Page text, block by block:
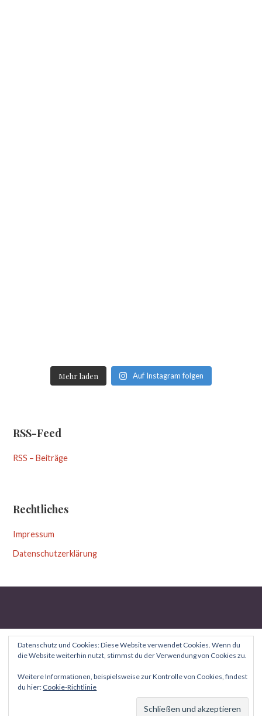
Mehr laden Auf Instagram folgen
RSS-Feed
RSS – Beiträge
Rechtliches
Impressum
Datenschutzerklärung
Datenschutz und Cookies: Diese Website verwendet Cookies. Wenn du
die Website weiterhin nutzt, stimmst du der Verwendung von Cookies zu.
Weitere Informationen, beispielsweise zur Kontrolle von Cookies, findest
du hier: Cookie-Richtlinie
Theme von